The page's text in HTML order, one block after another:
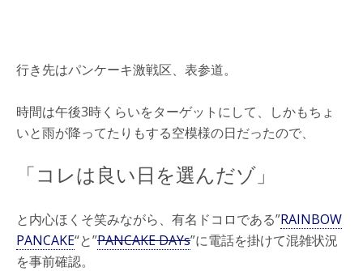
行き先はパンケーキ激戦区、表参道。
時間は午後3時くらいをターゲットにして、しかもちょ
いと雨が降ってたりもする空模様の日だったので、
「コレは良い日を選んだゾ」
と内心ほくそ笑みながら、有名ドコロである”RAINBOW
PANCAKE“と”PANCAKE DAYs”に電話を掛けて混雑状況
を事前確認。